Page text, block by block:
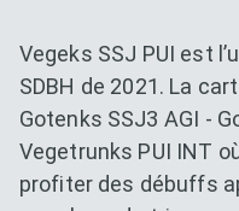
Vegeks SSJ PUI est
SDBH de 2021. La
Gotenks SSJ3 AGI -
Vegetrunks PUI INT
profiter des débuffs